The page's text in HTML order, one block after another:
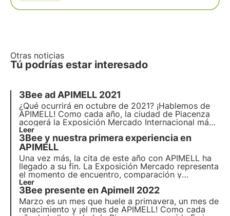
Otras noticias
Tú podrías estar interesado
3Bee ad APIMELL 2021
¿Qué ocurrirá en octubre de 2021? ¡Hablemos de
APIMELL! Como cada año, la ciudad de Piacenza
acogerá la Exposición Mercado Internacional más
importante dedicada a la apicultura
la perderá!
Leer
3Bee y nuestra primera experiencia en
APIMELL
Una vez más, la cita de este año con APIMELL ha
llegado a su fin. La Exposición Mercado representa
el momento de encuentro, comparación y
actualización más importante para el mundo
apícola en Italia, pero no sólo. ¡Una novedad de
esta edición ha sido la exposición de 4 días en
lugar de 3!
Leer
3Bee presente en Apimell 2022
Marzo es un mes que huele a primavera, un mes de
renacimiento y ¡el mes de APIMELL! Como cada